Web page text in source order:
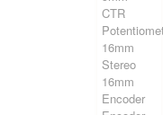
CTR
16mm
Stereo
16mm
Encoder